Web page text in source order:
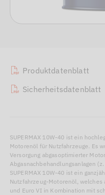
Produktdatenblatt
Sicherheitsdatenblatt
SUPERMAX 10W-40 ist ein
Motorenöl für Nutzfahrzeuge. Es
Versorgung abgasoptimierter
Abgasnachbehandlungsanlagen
SUPERMAX 10W-40 ist ein
Nutzfahrzeug-Motorenöl, welches
und Euro VI in Kombination mit